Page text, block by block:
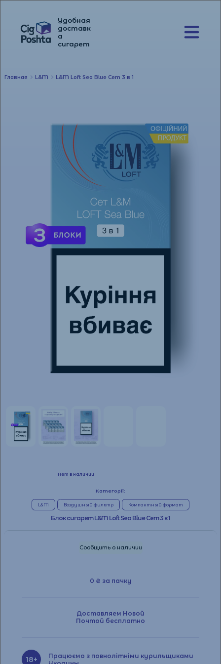
Удобная
доставк
а
сигарет
Перейти
Перейти
Главная L&M L&M Loft Sea Blue Сет 3 в 1
Нет в наличии
Категорії:
L&M Воздушный фильтр Компактный формат
Блок сигарет L&M Loft Sea Blue Сет 3 в 1
Сообщить о наличии
0 ₴ за пачку
Доставляем Новой
Почтой бесплатно
18+
Працюємо з повнолітніми курильщиками